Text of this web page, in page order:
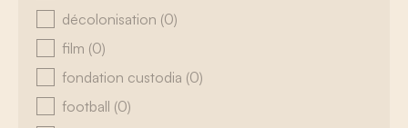
décolonisation (0)
film (0)
fondation custodia (0)
football (0)